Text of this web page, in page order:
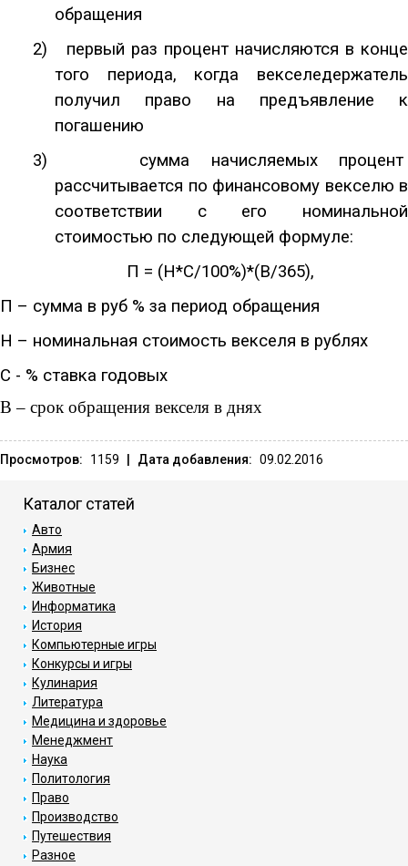
обращения
2)
первый раз процент начисляются в конце
того периода, когда векселедержатель
получил право на предъявление к
погашению
3)
сумма начисляемых процент
рассчитывается по финансовому векселю в
соответствии с его номинальной
стоимостью по следующей формуле:
П = (Н*С/100%)*(В/365),
П – сумма в руб % за период обращения
Н – номинальная стоимость векселя в рублях
С - % ставка годовых
В – срок обращения векселя в днях
Просмотров: 1159 Дата добавления: 09.02.2016
Каталог статей
Авто
Армия
Бизнес
Животные
Информатика
История
Компьютерные игры
Конкурсы и игры
Кулинария
Литература
Медицина и здоровье
Менеджмент
Наука
Политология
Право
Производство
Путешествия
Разное